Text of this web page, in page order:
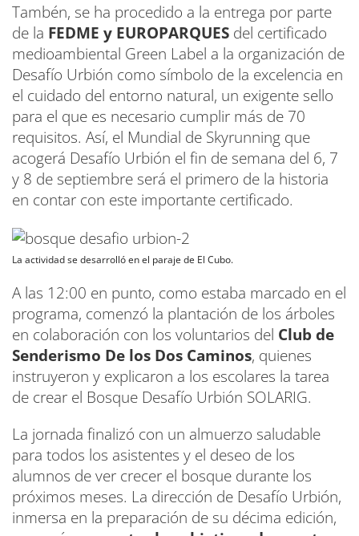
Tambén, se ha procedido a la entrega por parte
de la FEDME y EUROPARQUES del certificado
medioambiental Green Label a la organización de
Desafío Urbión como símbolo de la excelencia en
el cuidado del entorno natural, un exigente sello
para el que es necesario cumplir más de 70
requisitos. Así, el Mundial de Skyrunning que
acogerá Desafío Urbión el fin de semana del 6, 7
y 8 de septiembre será el primero de la historia
en contar con este importante certificado.
La actividad se desarrolló en el paraje de El Cubo.
A las 12:00 en punto, como estaba marcado en el
programa, comenzó la plantación de los árboles
en colaboración con los voluntarios del Club de
Senderismo De los Dos Caminos, quienes
instruyeron y explicaron a los escolares la tarea
de crear el Bosque Desafío Urbión SOLARIG.
La jornada finalizó con un almuerzo saludable
para todos los asistentes y el deseo de los
alumnos de ver crecer el bosque durante los
próximos meses. La dirección de Desafío Urbión,
inmersa en la preparación de su décima edición,